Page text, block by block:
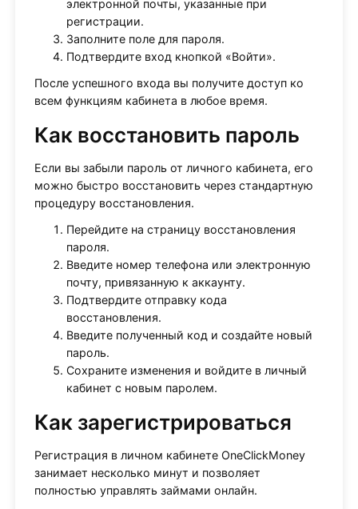
электронной почты, указанные при
регистрации.
Заполните поле для пароля.
Подтвердите вход кнопкой «Войти».
После успешного входа вы получите доступ ко
всем функциям кабинета в любое время.
Как восстановить пароль
Если вы забыли пароль от личного кабинета, его
можно быстро восстановить через стандартную
процедуру восстановления.
Перейдите на страницу восстановления
пароля.
Введите номер телефона или электронную
почту, привязанную к аккаунту.
Подтвердите отправку кода
восстановления.
Введите полученный код и создайте новый
пароль.
Сохраните изменения и войдите в личный
кабинет с новым паролем.
Как зарегистрироваться
Регистрация в личном кабинете OneClickMoney
занимает несколько минут и позволяет
полностью управлять займами онлайн.